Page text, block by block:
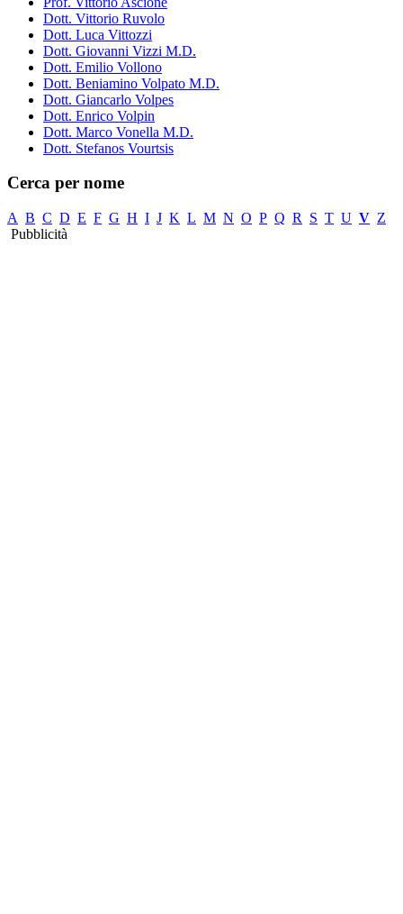
Dott. Vittorio Ruvolo
Dott. Luca Vittozzi
Dott. Giovanni Vizzi M.D.
Dott. Emilio Vollono
Dott. Beniamino Volpato M.D.
Dott. Giancarlo Volpes
Dott. Enrico Volpin
Dott. Marco Vonella M.D.
Dott. Stefanos Vourtsis
Cerca per nome
A B C D E F G H I J K L M N O P Q R S T U V Z
Pubblicità